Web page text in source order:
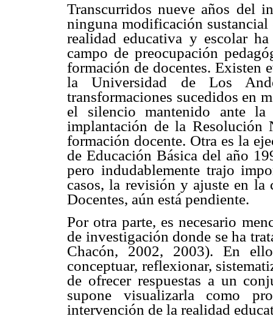
Transcurridos nueve años del
ninguna modificación sustancial
realidad educativa y escolar
campo de preocupación
formación de docentes. Existen
la Universidad de Los
transformaciones sucedidos en
el silencio mantenido ante
implantación de la Resolución
formación docente. Otra es la
de Educación Básica del año
pero indudablemente trajo
casos, la revisión y ajuste en la
Docentes, aún está pendiente.
Por otra parte, es necesario
de investigación donde se ha
Chacón, 2002, 2003). En
conceptuar, reflexionar,
de ofrecer respuestas a un
supone visualizarla como
intervención de la realidad